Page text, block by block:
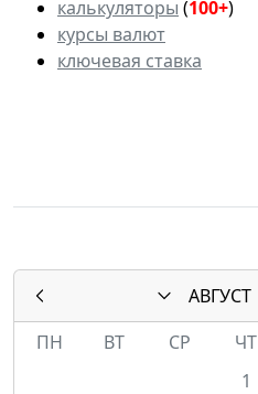
калькуляторы (100+)
курсы валют
ключевая ставка
АВГУСТ
ПН
ВТ СР ЧТ
1